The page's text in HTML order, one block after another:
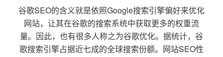
谷歌SEO的含义就是依照Google搜索引擎偏好来优化
网站，让其在谷歌的搜索系统中获取更多的权重流
量。因此，也有很多人称之为谷歌优化。据统计，谷
歌搜索引擎占据近七成的全球搜索份额。网站SEO性